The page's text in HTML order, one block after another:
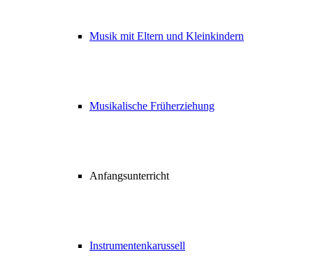
Musik mit Eltern und Kleinkindern
Musikalische Früherziehung
Anfangsunterricht
Instrumentenkarussell